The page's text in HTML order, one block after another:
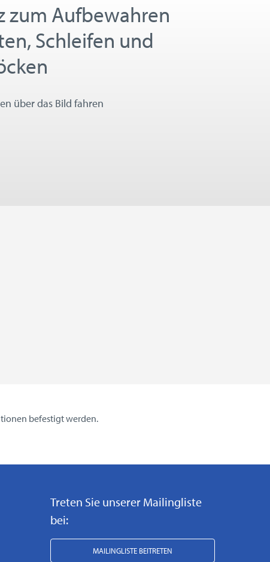
zum Aufbewahren
Schleifen und
über das Bild fahren
befestigt werden.
Treten Sie unserer Mailingliste
bei:
MAILINGLISTE BEITRETEN